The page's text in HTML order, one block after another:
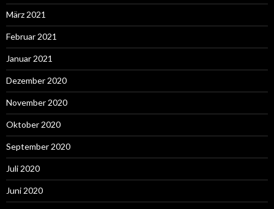
März 2021
Februar 2021
Januar 2021
Dezember 2020
November 2020
Oktober 2020
September 2020
Juli 2020
Juni 2020